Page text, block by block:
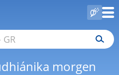
morgen